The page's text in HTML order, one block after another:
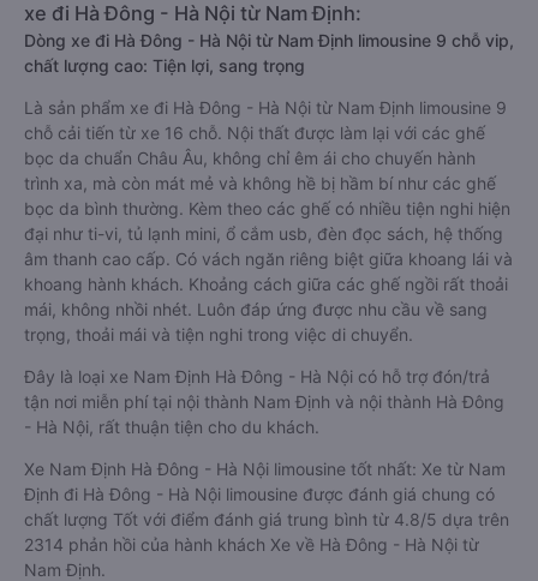
xe đi Hà Đông - Hà Nội từ Nam Định:
Dòng xe đi Hà Đông - Hà Nội từ Nam Định limousine 9 chỗ vip,
chất lượng cao: Tiện lợi, sang trọng
Là sản phẩm xe đi Hà Đông - Hà Nội từ Nam Định limousine 9
chỗ cải tiến từ xe 16 chỗ. Nội thất được làm lại với các ghế
bọc da chuẩn Châu Âu, không chỉ êm ái cho chuyến hành
trình xa, mà còn mát mẻ và không hề bị hầm bí như các ghế
bọc da bình thường. Kèm theo các ghế có nhiều tiện nghi hiện
đại như ti-vi, tủ lạnh mini, ổ cắm usb, đèn đọc sách, hệ thống
âm thanh cao cấp. Có vách ngăn riêng biệt giữa khoang lái và
khoang hành khách. Khoảng cách giữa các ghế ngồi rất thoải
mái, không nhồi nhét. Luôn đáp ứng được nhu cầu về sang
trọng, thoải mái và tiện nghi trong việc di chuyển.
Đây là loại xe Nam Định Hà Đông - Hà Nội có hỗ trợ đón/trả
tận nơi miễn phí tại nội thành Nam Định và nội thành Hà Đông
- Hà Nội, rất thuận tiện cho du khách.
Xe Nam Định Hà Đông - Hà Nội limousine tốt nhất: Xe từ Nam
Định đi Hà Đông - Hà Nội limousine được đánh giá chung có
chất lượng Tốt với điểm đánh giá trung bình từ 4.8/5 dựa trên
2314 phản hồi của hành khách Xe về Hà Đông - Hà Nội từ
Nam Định.